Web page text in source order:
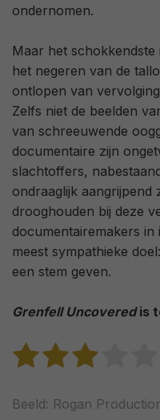
ondernomen.
Maar het schokkendste
het negeren van de
ontlopen van
Zelfs niet de beelden
van schreeuwende
documentaire zijn
slachtoffers,
ondraaglijk aangrijpend
drooghouden bij deze
documentairemakers in
meest sympathieke
een stem geven.
Grenfell Uncoveredis
Beeld: Rogan